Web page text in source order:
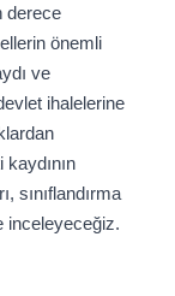
derece
önemli
ve
ihalelerine
sınıflandırma
inceleyeceğiz.